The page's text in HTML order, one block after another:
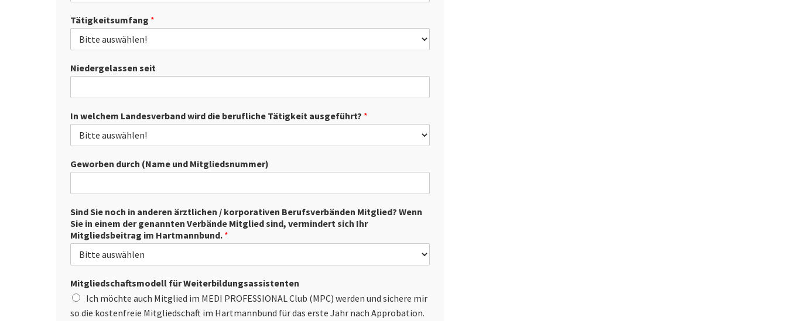
Tätigkeitsumfang *
Niedergelassen seit
In welchem Landesverband wird die berufliche Tätigkeit ausgeführt? *
Geworben durch (Name und Mitgliedsnummer)
Sind Sie noch in anderen ärztlichen / korporativen Berufsverbänden Mitglied? Wenn
Sie in einem der genannten Verbände Mitglied sind, vermindert sich Ihr
Mitgliedsbeitrag im Hartmannbund. *
Mitgliedschaftsmodell für Weiterbildungsassistenten
Ich möchte auch Mitglied im MEDI PROFESSIONAL Club (MPC) werden und sichere mir
so die kostenfreie Mitgliedschaft im Hartmannbund für das erste Jahr nach Approbation.